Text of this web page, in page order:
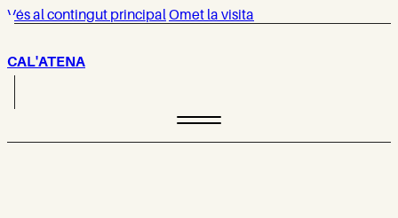
Vés al contingut principalOmet la visita
CAL'ATENA